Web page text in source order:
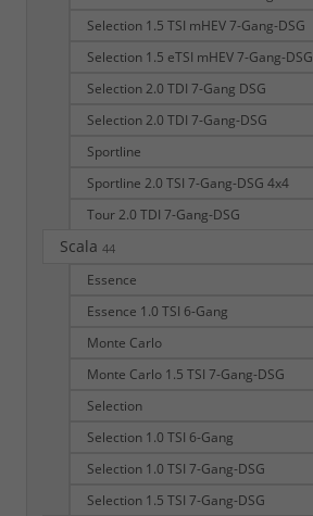
Selection 1.5 TSI mHEV 7-Gang-DSG
Selection 1.5 eTSI mHEV 7-Gang-DSG
Selection 2.0 TDI 7-Gang DSG
Selection 2.0 TDI 7-Gang-DSG
Sportline
Sportline 2.0 TSI 7-Gang-DSG 4x4
Tour 2.0 TDI 7-Gang-DSG
Scala 44
Essence
Essence 1.0 TSI 6-Gang
Monte Carlo
Monte Carlo 1.5 TSI 7-Gang-DSG
Selection
Selection 1.0 TSI 6-Gang
Selection 1.0 TSI 7-Gang-DSG
Selection 1.5 TSI 7-Gang-DSG